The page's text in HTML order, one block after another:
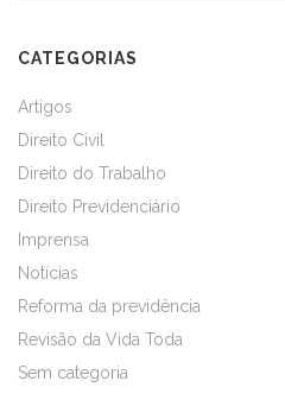
CATEGORIAS
Artigos
Direito Civil
Direito do Trabalho
Direito Previdenciário
Imprensa
Notícias
Reforma da previdência
Revisão da Vida Toda
Sem categoria